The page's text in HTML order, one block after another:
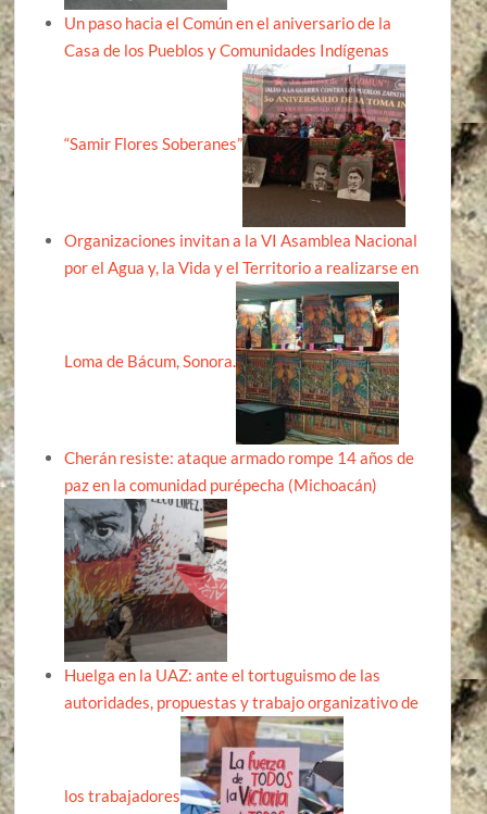
Un paso hacia el Común en el aniversario de la
Casa de los Pueblos y Comunidades Indígenas
“Samir Flores Soberanes”
Organizaciones invitan a la VI Asamblea Nacional
por el Agua y, la Vida y el Territorio a realizarse en
Loma de Bácum, Sonora.
Cherán resiste: ataque armado rompe 14 años de
paz en la comunidad purépecha (Michoacán)
Huelga en la UAZ: ante el tortuguismo de las
autoridades, propuestas y trabajo organizativo de
los trabajadores